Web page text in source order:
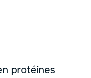
protéines